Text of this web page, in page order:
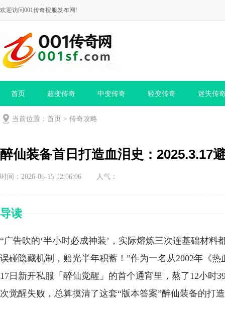
欢迎访问001传奇搜服发布网!
首页 超变传奇 中变传奇 轻变传奇 迷失传
当前位置： 首页 > 传奇攻略
醉仙装备首日打造血泪史：2025.3.17
时间：2026-06-15 12:06:06 人气：
导读
“广告吹的‘半小时必成神装’，实际熔炼三次连基础材
误碰隐藏机制，赔光半年积蓄！”作为一名从2002年《
17日新开私服「醉仙觉醒」的首个通宵里，熬了12小时
次觉醒失败，总算摸清了这套“版本答案”醉仙装备的打